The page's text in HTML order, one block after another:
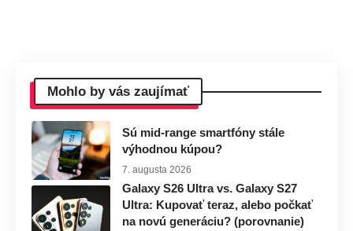
Mohlo by vás zaujímať
Sú mid-range smartfóny stále
výhodnou kúpou?
7. augusta 2026
Galaxy S26 Ultra vs. Galaxy S27
Ultra: Kupovať teraz, alebo počkať
na novú generáciu? (porovnanie)